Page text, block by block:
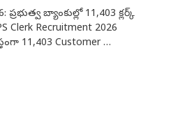
బ్యాంకుల్లో 11,403 క్లర్క్
Recruitment 2026
11,403 Customer …